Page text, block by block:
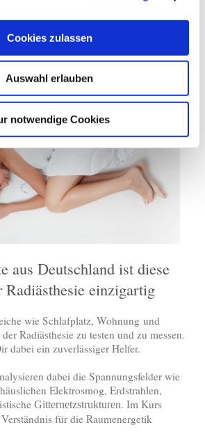
Cookies zulassen
Auswahl erlauben
notwendige Cookies
& Lösungen für Schlafzimmer,
& Gewerbe ⇒ zurLebensRaumHeilung
aus Deutschland ist diese
einzigartig
wie Schlafplatz, Wohnung und
Radiästhesie zu testen und zu messen.
dabei ein zuverlässiger Helfer.
dabei die Spannungsfelder wie
Elektrosmog, Erdstrahlen,
Gitternetzstrukturen. Im Kurs
für die Raumenergetik